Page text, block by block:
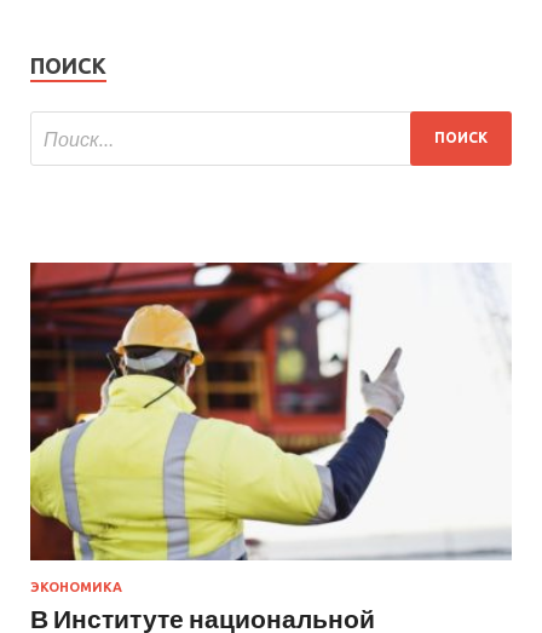
ПОИСК
ЭКОНОМИКА
В Институте национальной